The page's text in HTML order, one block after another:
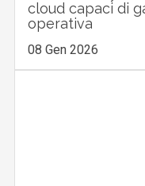
cloud capaci di
operativa
08 Gen 2026